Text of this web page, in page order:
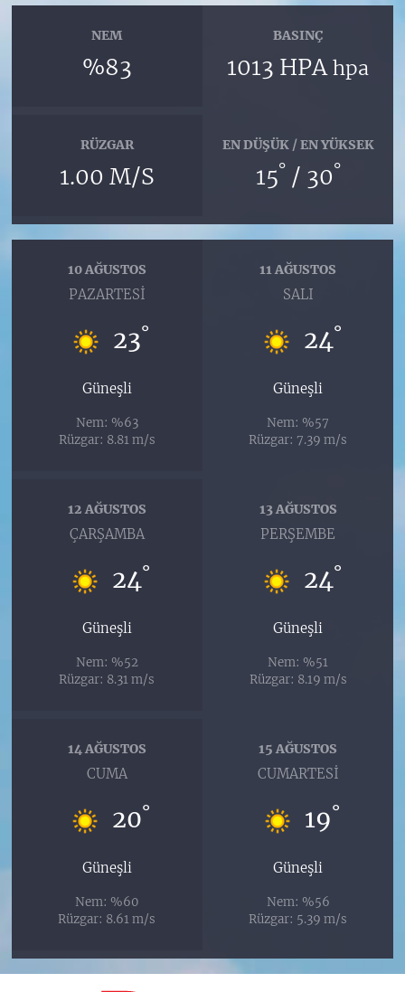
NEM
%83
BASINÇ
1013 HPAhpa
RÜZGAR
1.00 M/S
EN DÜŞÜK / EN YÜKSEK
15° / 30°
10 AĞUSTOS
PAZARTESI
23°
Güneşli
Nem: %63
Rüzgar: 8.81 m/s
11 AĞUSTOS
SALI
24°
Güneşli
Nem: %57
Rüzgar: 7.39 m/s
12 AĞUSTOS
ÇARŞAMBA
24°
Güneşli
Nem: %52
Rüzgar: 8.31 m/s
13 AĞUSTOS
PERŞEMBE
24°
Güneşli
Nem: %51
Rüzgar: 8.19 m/s
14 AĞUSTOS
CUMA
20°
Güneşli
Nem: %60
Rüzgar: 8.61 m/s
15 AĞUSTOS
CUMARTESI
19°
Güneşli
Nem: %56
Rüzgar: 5.39 m/s